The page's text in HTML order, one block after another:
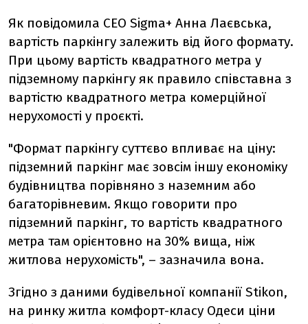
Як повідомила СЕО Sigma+ Анна Лаєвська,
вартість паркінгу залежить від його формату.
При цьому вартість квадратного метра у
підземному паркінгу як правило співставна з
вартістю квадратного метра комерційної
нерухомості у проєкті.
"Формат паркінгу суттєво впливає на ціну:
підземний паркінг має зовсім іншу економіку
будівництва порівняно з наземним або
багаторівневим. Якщо говорити про
підземний паркінг, то вартість квадратного
метра там орієнтовно на 30% вища, ніж
житлова нерухомість", – зазначила вона.
Згідно з даними будівельної компанії Stikon,
на ринку житла комфорт-класу Одеси ціни